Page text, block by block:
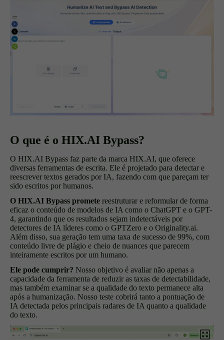
O que é o HIX.AI Bypass?
O HIX.AI Bypass faz parte da marca HIX.AI, que oferece
diversas ferramentas de escrita. Ele é projetado para detectar e
reescrever textos gerados por IA, fazendo com que pareçam ter
sido escritos por humanos.
O HIX.AI Bypass promete reestruturar e reformular de forma
eficaz o conteúdo de modelos de IA como o ChatGPT e o GPT-
4, garantindo que os resultados sejam indetectáveis por
detectores de IA líderes como o GPTZero e o Originality.ai.
Além disso, sua geração tem uma taxa de sucesso de 99%, com
conteúdo livre de plágio e cheio de nuances que parecem
inteiramente escritos por um humano.
Ele pode cumprir? Nosso objetivo é avaliar não apenas a
capacidade da ferramenta de reduzir as taxas de detectabilidade,
mas também examinar se a qualidade do texto permanece alta
após a humanização. Nosso teste cobrirá tanto a pontuação de
IA detectada pelos principais radares de IA quanto a qualidade
do texto.